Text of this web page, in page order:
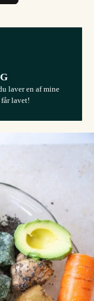
laver en af mine
lavet!